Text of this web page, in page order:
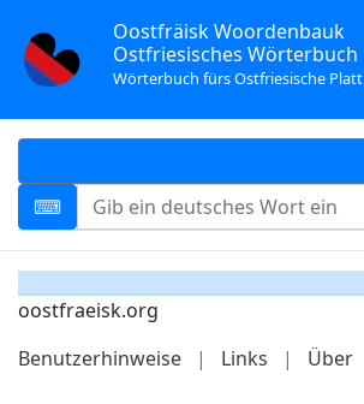
Oostfräisk Woordenbauk
Ostfriesisches Wörterbuch
Wörterbuch fürs Ostfriesische Platt
oostfraeisk.org
Benutzerhinweise
| Links | Über